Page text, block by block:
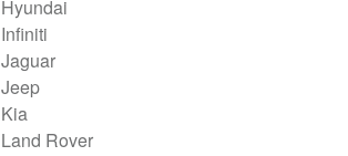
Hyundai
Infiniti
Jaguar
Jeep
Kia
Land Rover